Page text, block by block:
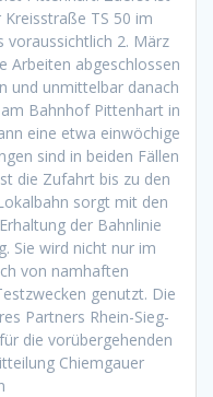
TS 50 im
voraussichtlich 2. März
Arbeiten abgeschlossen
und unmittelbar danach
Bahnhof Pittenhart in
eine etwa einwöchige
sind in beiden Fällen
die Zufahrt bis zu den
sorgt mit den
der Bahnlinie
Sie wird nicht nur im
von namhaften
genutzt. Die
Partners Rhein-Sieg-
die vorübergehenden
Chiemgauer